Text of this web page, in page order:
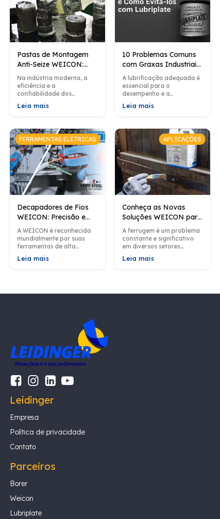
Pastas de Montagem
Anti-Seize WEICON:
Proteção Eficiente para
Aplicações Industriais
Na indústria moderna, a
eficiência e a
confiabilidade dos
processos de montagem
são cruciais para garantir
também e a...
Leia mais
10 Problemas Comuns
com Graxas Industriais
e Como Evitá-los com
Lubriplate
A lubrificação adequada é
essencial para o
desempenho e a
longevidade dos
equipamentos industriais.
graxas são comuns...
Leia mais
FERRAMENTAS ELÉTRICAS
Decapadores de Fios
WEICON: Precisão e
Versatilidade para
Profissionais e
Entusiastas​
A WEICON é reconhecida
mundialmente por suas
ferramentas de alta
qualidade; da mesma
forma, seus decapadores
Leia mais
APLICAÇÕES
Conheça as Novas
Soluções WEICON para
Remoção de Ferrugem
A ferrugem é um problema
constante e significativo
em diversos setores
industriais, afetando
estruturas metálicas,
Leia mais
Leidinger
Empresa
Política de privacidade
Contato
Parceiros
Borer
Weicon
Lubriplate